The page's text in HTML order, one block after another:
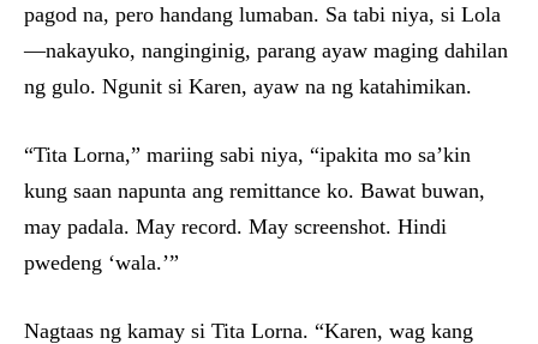
pagod na, pero handang lumaban. Sa tabi niya, si Lola
—nakayuko, nanginginig, parang ayaw maging dahilan
ng gulo. Ngunit si Karen, ayaw na ng katahimikan.
“Tita Lorna,” mariing sabi niya, “ipakita mo sa’kin
kung saan napunta ang remittance ko. Bawat buwan,
may padala. May record. May screenshot. Hindi
pwedeng ‘wala.’”
Nagtaas ng kamay si Tita Lorna. “Karen, wag kang